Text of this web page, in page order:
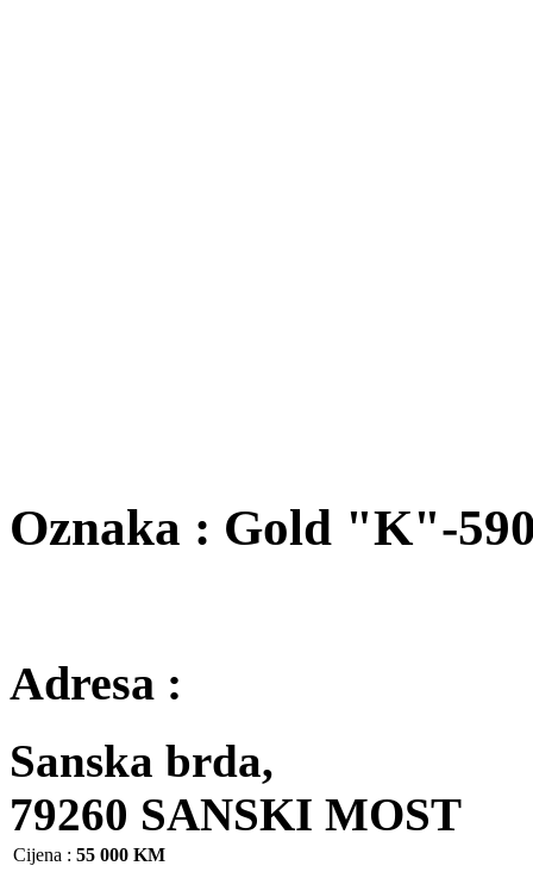
Oznaka : Gold "K"-
Adresa :
Sanska brda,
79260 SANSKI MOST
Cijena : 55 000 KM